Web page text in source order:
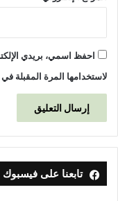
احفظ اسمي، بريدي
لاستخدامها المرة المقبلة
تابعنا على فيسبوك